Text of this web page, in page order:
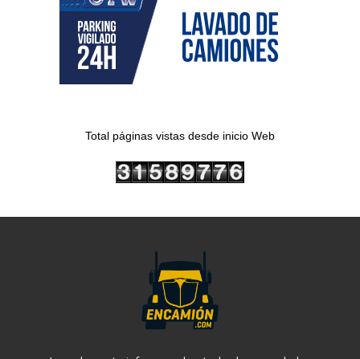
Total páginas vistas desde inicio Web